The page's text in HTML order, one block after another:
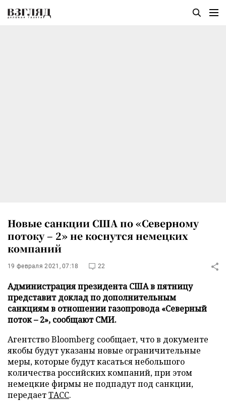
Новые санкции США по «Северному
потоку – 2» не коснутся немецких
компаний
19 февраля 2021, 07:18 22
Администрация президента США в пятницу
представит доклад по дополнительным
санкциям в отношении газопровода «Северный
поток – 2», сообщают СМИ.
Агентство Bloomberg сообщает, что в документе
якобы будут указаны новые ограничительные
меры, которые будут касаться небольшого
количества российских компаний, при этом
немецкие фирмы не подпадут под санкции,
передаетТАСС.